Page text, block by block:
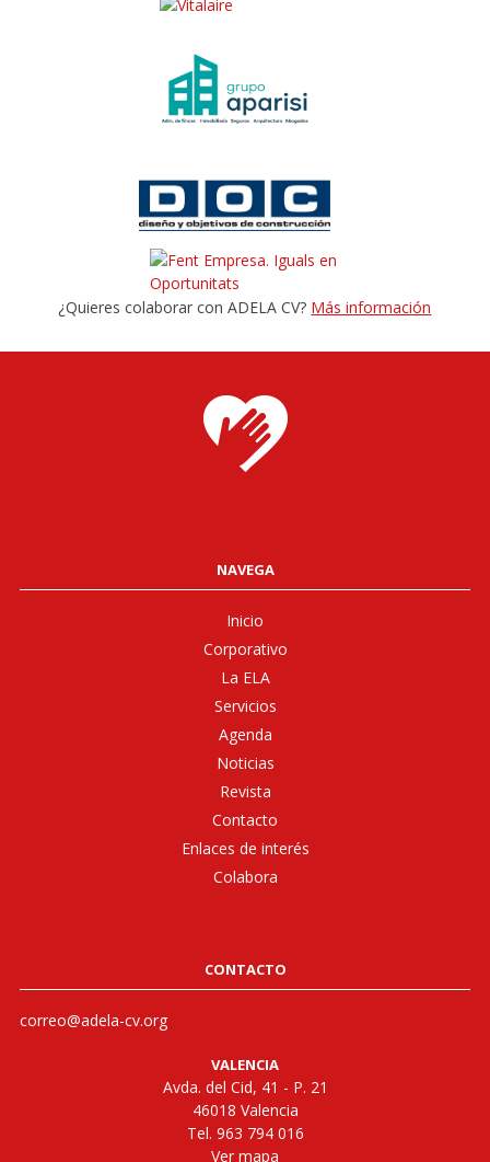
¿Quieres colaborar con ADELA CV? Más información
NAVEGA
Inicio
Corporativo
La ELA
Servicios
Agenda
Noticias
Revista
Contacto
Enlaces de interés
Colabora
CONTACTO
correo@adela-cv.org
VALENCIA
Avda. del Cid, 41 - P. 21
46018 Valencia
Tel. 963 794 016
Ver mapa